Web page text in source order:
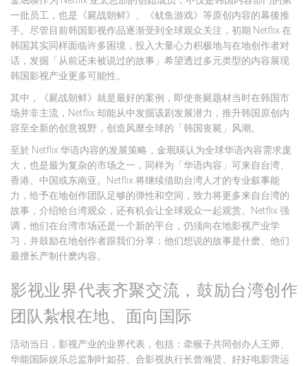
一批员工，也是《屍战朝鲜》、《鱿鱼游戏》等原创内容的幕後推
手。尽管目前韩国影视作品逐渐受到全球观众关注，初期 Netflix 在
韩国其实同样面临许多困境，投入大量心力积极地与在地创作者对
话，发掘「从前还未被说过的故事」希望透过多元类型的内容展现
韩国影视产业更多可能性。
其中，《屍战朝鲜》就是最好的案例，即使丧屍题材当时在韩国市
场并非主流，Netflix 却能从中发掘该剧发展潜力，推升韩国原创内
容至全新的创意视野，创造风靡全球的「韩国丧屍」风潮。
至於 Netflix 华语内容的发展策略，金珉暎认为全球华语内容需求庞
大，也是最为复杂的市场之一，同样为「华语内容」可来自台湾、
香港、中国或东南亚。Netflix 将继续借助台湾人才的专业叙事能
力，给予在地创作团队足够的弹性和空间，致力将更多来自台湾的
故事，介绍给台湾观众，还有机会让全球观众一起观赏。Netflix 强
调，他们在台湾市场还是一个新的平台，仍须向在地影视产业学
习，并鼓励在地创作者跟我们分享：他们想说的故事是什麽、他们
最擅长产制什麽内容。
影视业界代表齐聚交流，鼓励台湾创作
团队紮根在地、面向国际
活动当日，影视产业的业界代表，包括：牵猴子共同创办人王师、
华能国际娱乐总监制叶如芬、合影视执行长曾瀚贤、好好电影营运